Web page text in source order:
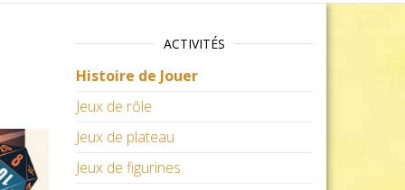
ACTIVITÉS
Histoire de Jouer
Jeux de rôle
Jeux de plateau
Jeux de figurines